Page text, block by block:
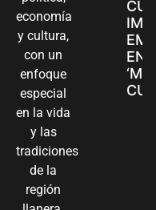
economía
y cultura,
con un
enfoque
especial
en la vida
y las
tradiciones
de la
región
EN